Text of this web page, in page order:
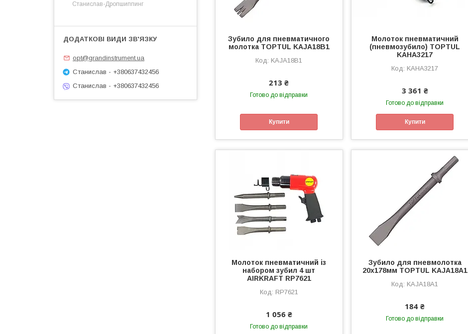
Зубило для пневматичного
молотка TOPTUL KAJA18B1
KAJA18B1
213 ₴
Готово до відправки
Купити
Молоток пневматичний
(пневмозубило) TOPTUL
KAHA3217
KAHA3217
3 361 ₴
Готово до відправки
Купити
Молоток пневматичний із
набором зубил 4 шт
AIRKRAFT RP7621
RP7621
1 056 ₴
Готово до відправки
Зубило для пневмолотка
20х178мм TOPTUL KAJA18A1
KAJA18A1
184 ₴
Готово до відправки
Станислав-Дропшиппинг
opt@grandinstrument.ua
Станислав - +380637432456
Станислав - +380637432456